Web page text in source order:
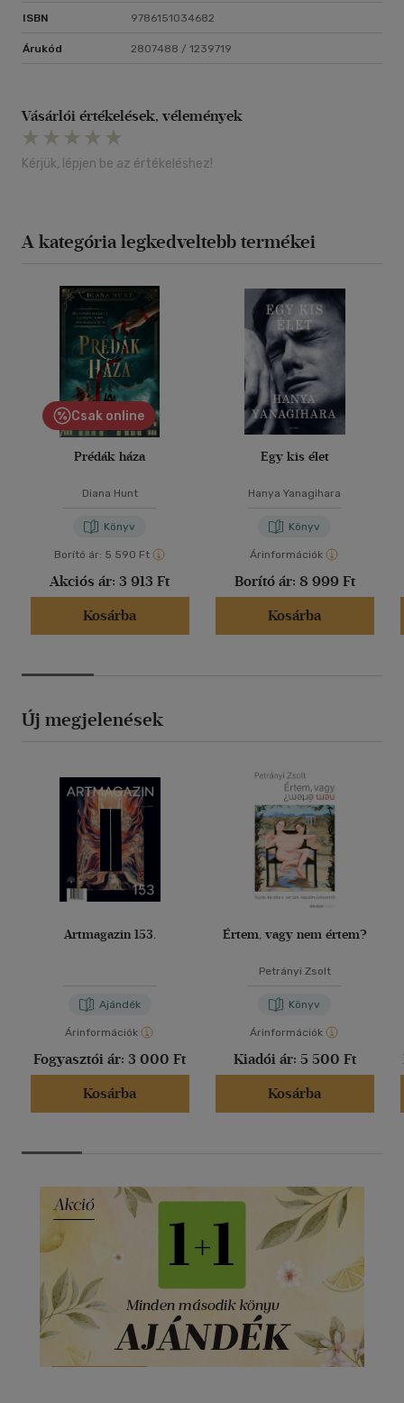
ISBN 9786151034682
Árukód 2807488 / 1239719
Vásárlói értékelések, vélemények
Kérjük, lépjen be az értékeléshez!
A kategória legkedveltebb termékei
Csak online
Prédák háza
Diana Hunt
Könyv
Borító ár: 5 590 Ft
Akciós ár: 3 913 Ft
Kosárba
Egy kis élet
Hanya Yanagihara
Könyv
Árinformációk
Borító ár: 8 999 Ft
Kosárba
Új megjelenések
Artmagazin 153.
Ajándék
Árinformációk
Fogyasztói ár: 3 000 Ft
Kosárba
Értem, vagy nem értem?
Petrányi Zsolt
Könyv
Árinformációk
Kiadói ár: 5 500 Ft
Kosárba